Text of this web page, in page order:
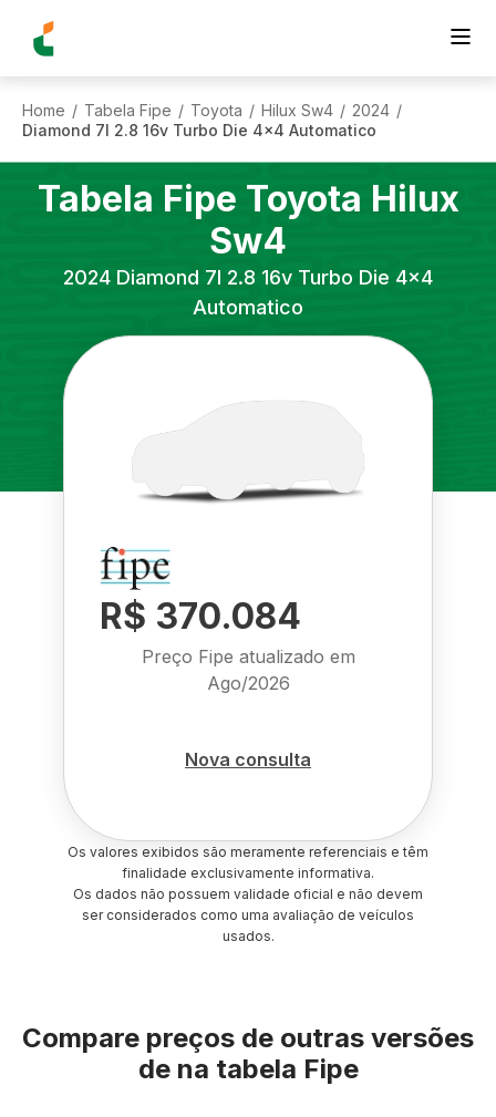
Home / Tabela Fipe / Toyota / Hilux Sw4 / 2024 /
Diamond 7l 2.8 16v Turbo Die 4x4 Automatico
Tabela Fipe Toyota Hilux
Sw4
2024 Diamond 7l 2.8 16v Turbo Die 4x4
Automatico
R$ 370.084
Preço Fipe atualizado em
Ago/2026
Nova consulta
Os valores exibidos são meramente referenciais e têm
finalidade exclusivamente informativa.
Os dados não possuem validade oficial e não devem
ser considerados como uma avaliação de veículos
usados.
Compare preços de outras versões
de na tabela Fipe